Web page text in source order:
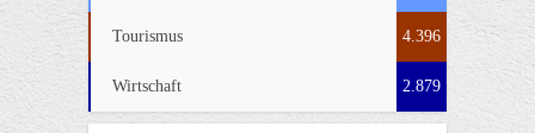
Tourismus 4.396
Wirtschaft 2.879